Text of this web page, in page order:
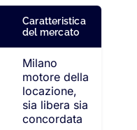
Caratteristica
del mercato
Milano
motore della
locazione,
sia libera sia
concordata